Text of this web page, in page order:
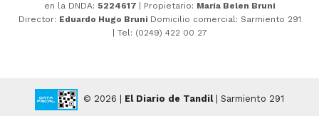
en la DNDA: 5224617 | Propietario: María Belen Bruni
Director: Eduardo Hugo Bruni Domicilio comercial: Sarmiento 291
| Tel: (0249) 422 00 27
© 2026 | El Diario de Tandil| Sarmiento 291